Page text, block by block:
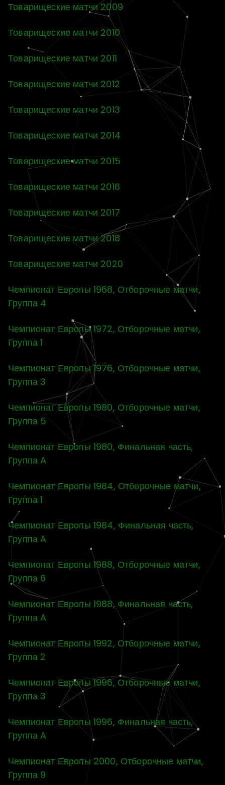
Товарищеские матчи 2009
Товарищеские матчи 2010
Товарищеские матчи 2011
Товарищеские матчи 2012
Товарищеские матчи 2013
Товарищеские матчи 2014
Товарищеские матчи 2015
Товарищеские матчи 2016
Товарищеские матчи 2017
Товарищеские матчи 2018
Товарищеские матчи 2020
Чемпионат Европы 1968, Отборочные матчи,
Группа 4
Чемпионат Европы 1972, Отборочные матчи,
Группа 1
Чемпионат Европы 1976, Отборочные матчи,
Группа 3
Чемпионат Европы 1980, Отборочные матчи,
Группа 5
Чемпионат Европы 1980, Финальная часть,
Группа A
Чемпионат Европы 1984, Отборочные матчи,
Группа 1
Чемпионат Европы 1984, Финальная часть,
Группа A
Чемпионат Европы 1988, Отборочные матчи,
Группа 6
Чемпионат Европы 1988, Финальная часть,
Группа A
Чемпионат Европы 1992, Отборочные матчи,
Группа 2
Чемпионат Европы 1996, Отборочные матчи,
Группа 3
Чемпионат Европы 1996, Финальная часть,
Группа A
Чемпионат Европы 2000, Отборочные матчи,
Группа 9